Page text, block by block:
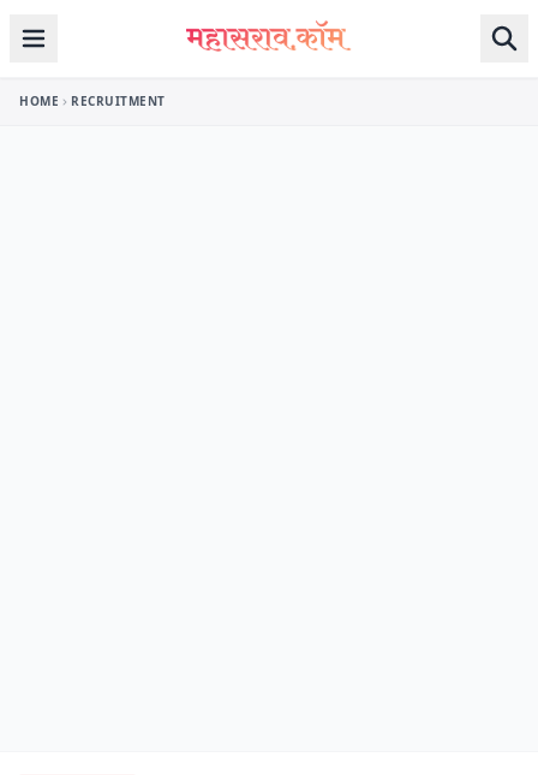
Skip to content
HOME RECRUITMENT